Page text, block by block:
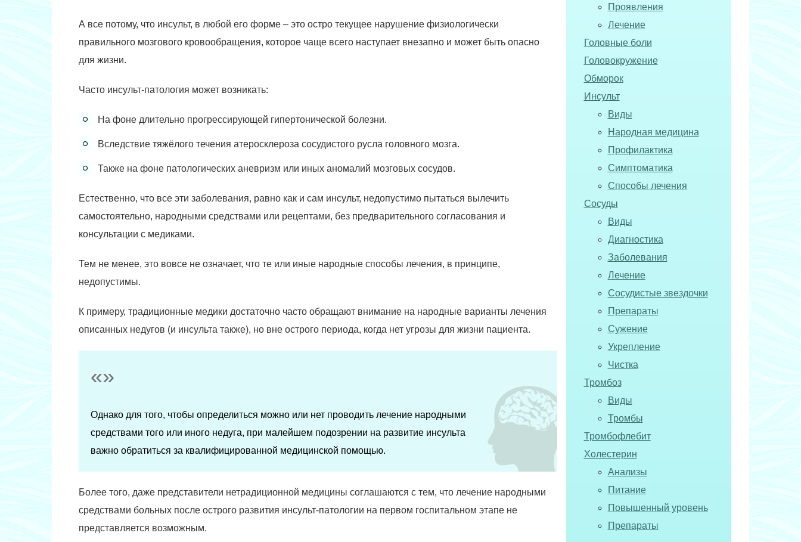
А все потому, что инсульт, в любой его форме – это остро текущее нарушение физиологически
правильного мозгового кровообращения, которое чаще всего наступает внезапно и может быть опасно
для жизни.
Часто инсульт-патология может возникать:
На фоне длительно прогрессирующей гипертонической болезни.
Вследствие тяжёлого течения атеросклероза сосудистого русла головного мозга.
Также на фоне патологических аневризм или иных аномалий мозговых сосудов.
Естественно, что все эти заболевания, равно как и сам инсульт, недопустимо пытаться вылечить
самостоятельно, народными средствами или рецептами, без предварительного согласования и
консультации с медиками.
Тем не менее, это вовсе не означает, что те или иные народные способы лечения, в принципе,
недопустимы.
К примеру, традиционные медики достаточно часто обращают внимание на народные варианты лечения
описанных недугов (и инсульта также), но вне острого периода, когда нет угрозы для жизни пациента.
Однако для того, чтобы определиться можно или нет проводить лечение народными
средствами того или иного недуга, при малейшем подозрении на развитие инсульта
важно обратиться за квалифицированной медицинской помощью.
Более того, даже представители нетрадиционной медицины соглашаются с тем, что лечение народными
средствами больных после острого развития инсульт-патологии на первом госпитальном этапе не
представляется возможным.
Проявления
Лечение
Головные боли
Головокружение
Обморок
Инсульт
Виды
Народная медицина
Профилактика
Симптоматика
Способы лечения
Сосуды
Виды
Диагностика
Заболевания
Лечение
Сосудистые звездочки
Препараты
Сужение
Укрепление
Чистка
Тромбоз
Виды
Тромбы
Тромбофлебит
Холестерин
Анализы
Питание
Повышенный уровень
Препараты